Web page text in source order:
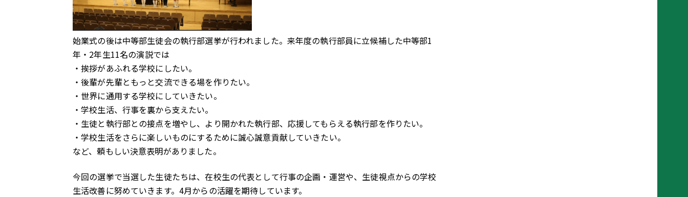
始業式の後は中等部生徒会の執行部選挙が行われました。来年度の執行部員に立候補した中等部1
年・2年生11名の演説では
・挨拶があふれる学校にしたい。
・後輩が先輩ともっと交流できる場を作りたい。
・世界に通用する学校にしていきたい。
・学校生活、行事を裏から支えたい。
・生徒と執行部との接点を増やし、より開かれた執行部、応援してもらえる執行部を作りたい。
・学校生活をさらに楽しいものにするために誠心誠意貢献していきたい。
など、頼もしい決意表明がありました。
今回の選挙で当選した生徒たちは、在校生の代表として行事の企画・運営や、生徒視点からの学校
生活改善に努めていきます。 4月からの活躍を期待しています。